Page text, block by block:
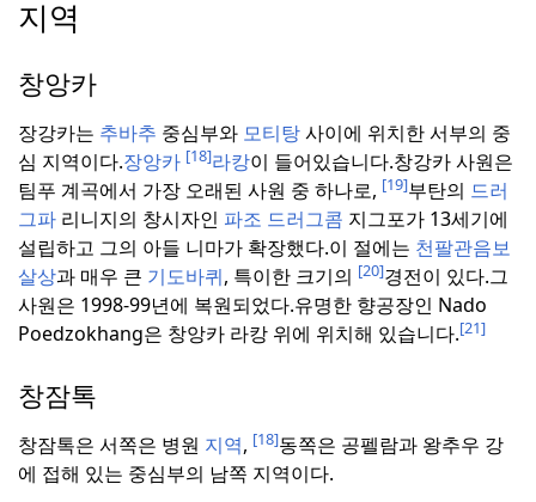
지역
창앙카
장강카는 추바추 중심부와 모티탕사이에 위치한 서부의 중
심 지역이다.장앙카 [18]라캉이 들어있습니다.창강카 사원은
팀푸 계곡에서 가장 오래된 사원 중 하나로, [19]부탄의 드러
그파 리니지의 창시자인 파조 드러그콤 지그포가 13세기에
설립하고 그의 아들 니마가 확장했다.이 절에는 천팔관음보
살상과 매우 큰 기도바퀴, 특이한 크기의 [20]경전이 있다.그
사원은 1998-99년에 복원되었다.유명한 향공장인 Nado
Poedzokhang은 창앙카 라캉 위에 위치해 있습니다.[21]
창잠톡
창잠톡은 서쪽은 병원 지역, [18]동쪽은 공펠람과 왕추우 강
에 접해 있는 중심부의 남쪽 지역이다.